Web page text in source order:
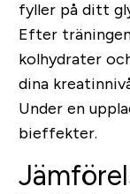
fyller på ditt
Efter
kolhydrater
dina
Under en
bieffekter.